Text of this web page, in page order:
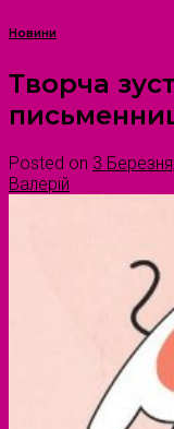
Новини
Творча
Posted on 3
Валерій